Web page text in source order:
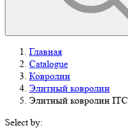
Главная
Catalogue
Ковролин
Элитный ковролин
Элитный ковролин ITC
Select by: